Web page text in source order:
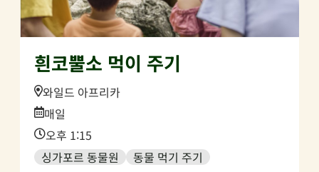
흰코뿔소 먹이 주기
Location:
와일드 아프리카
Date:
매일
Time:
오후 1:15
싱가포르 동물원
동물 먹기 주기